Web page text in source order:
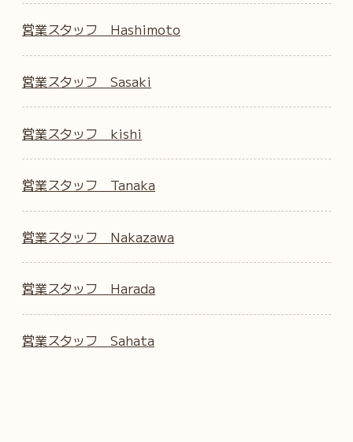
営業スタッフ Hashimoto
営業スタッフ Sasaki
営業スタッフ kishi
営業スタッフ Tanaka
営業スタッフ Nakazawa
営業スタッフ Harada
営業スタッフ Sahata